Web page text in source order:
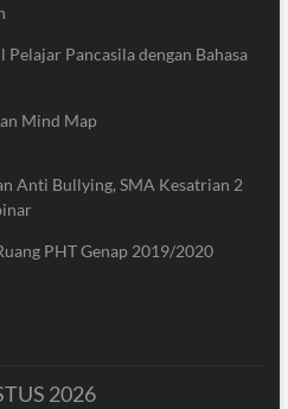
Pelajar Pancasila dengan Bahasa
Mind Map
Anti Bullying, SMA Kesatrian 2
PHT Genap 2019/2020
2026